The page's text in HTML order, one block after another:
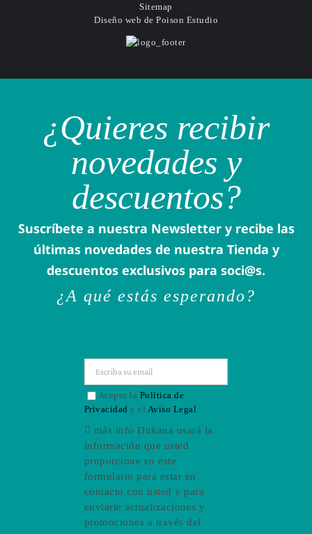
Sitemap
Diseño web de Poison Estudio
¿Quieres recibir
novedades y
descuentos?
Suscríbete a nuestra Newsletter y recibe las
últimas novedades de nuestra Tienda y
descuentos exclusivos para soci@s.
¿A qué estás esperando?
Acepto la Política de
Privacidad y el Aviso Legal
más info Dukana usará la
información que usted
proporcione en este
formulario para estar en
contacto con usted y para
enviarle actualizaciones y
promociones a través del